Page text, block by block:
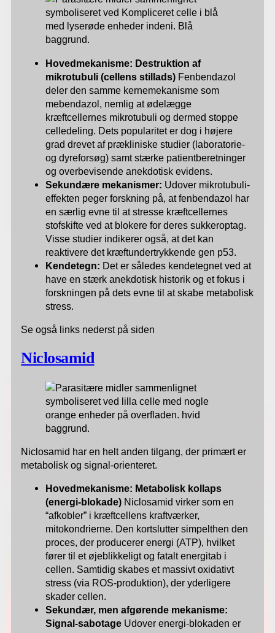
Hovedmekanisme: Destruktion af
mikrotubuli (cellens stillads) Fenbendazol
deler den samme kernemekanisme som
mebendazol, nemlig at ødelægge
kræftcellernes mikrotubuli og dermed stoppe
celledeling. Dets popularitet er dog i højere
grad drevet af prækliniske studier (laboratorie-
og dyreforsøg) samt stærke patientberetninger
og overbevisende anekdotisk evidens.
Sekundære mekanismer: Udover mikrotubuli-
effekten peger forskning på, at fenbendazol har
en særlig evne til at stresse kræftcellernes
stofskifte ved at blokere for deres sukkeroptag.
Visse studier indikerer også, at det kan
reaktivere det kræftundertrykkende gen p53.
Kendetegn: Det er således kendetegnet ved at
have en stærk anekdotisk historik og et fokus i
forskningen på dets evne til at skabe metabolisk
stress.
Se også links nederst på siden
Niclosamid
Niclosamid har en helt anden tilgang, der primært er
metabolisk og signal-orienteret.
Hovedmekanisme: Metabolisk kollaps
(energi-blokade) Niclosamid virker som en
“afkobler” i kræftcellens kraftværker,
mitokondrierne. Den kortslutter simpelthen den
proces, der producerer energi (ATP), hvilket
fører til et øjeblikkeligt og fatalt energitab i
cellen. Samtidig skabes et massivt oxidativt
stress (via ROS-produktion), der yderligere
skader cellen.
Sekundær, men afgørende mekanisme:
Signal-sabotage Udover energi-blokaden er